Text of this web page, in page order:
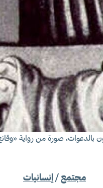
بالدعوات، صورة من رواية
مجتمع/إنسانيات